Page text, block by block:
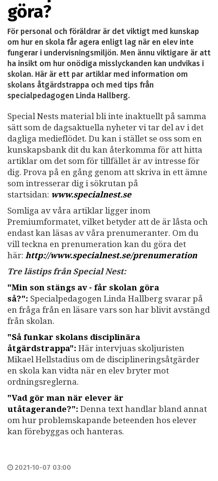
göra?
För personal och föräldrar är det viktigt med kunskap
om hur en skola får agera enligt lag när en elev inte
fungerar i undervisningsmiljön. Men ännu viktigare är att
ha insikt om hur onödiga misslyckanden kan undvikas i
skolan. Här är ett par artiklar med information om
skolans åtgärdstrappa och med tips från
specialpedagogen Linda Hallberg.
Special Nests material bli inte inaktuellt på samma
sätt som de dagsaktuella nyheter vi tar del av i det
dagliga medieflödet. Du kan i stället se oss som en
kunskapsbank dit du kan återkomma för att hitta
artiklar om det som för tillfället är av intresse för
dig. Prova på en gång genom att skriva in ett ämne
som intresserar dig i sökrutan på
startsidan: www.specialnest.se
Somliga av våra artiklar ligger inom
Premiumformatet, vilket betyder att de är låsta och
endast kan läsas av våra prenumeranter. Om du
vill teckna en prenumeration kan du göra det
här: http://www.specialnest.se/prenumeration
Tre lästips från Special Nest:
"Min son stängs av - får skolan göra
så?": Specialpedagogen Linda Hallberg svarar på
en fråga från en läsare vars son har blivit avstängd
från skolan.
"Så funkar skolans disciplinära
åtgärdstrappa": Här intervjuas skoljuristen
Mikael Hellstadius om de disciplineringsåtgärder
en skola kan vidta när en elev bryter mot
ordningsreglerna.
"Vad gör man när elever är
utåtagerande?": Denna text handlar bland annat
om hur problemskapande beteenden hos elever
kan förebyggas och hanteras.
2021-10-07 03:00